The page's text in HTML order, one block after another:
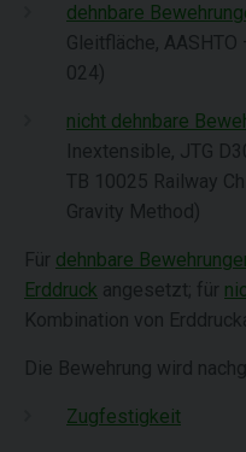
dehnbare
Gleitfläche,
024)
nicht dehnbare
Inextensible, JTG
TB 10025 Railway
Gravity Method)
Für dehnbare
Erddruck angesetzt; für
Kombination von
Die Bewehrung wird
Zugfestigkeit